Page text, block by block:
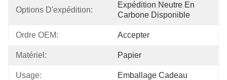
Options D'expédition:
Expédition Neutre En
Carbone Disponible
Ordre OEM: Accepter
Matériel: Papier
Usage: Emballage Cadeau